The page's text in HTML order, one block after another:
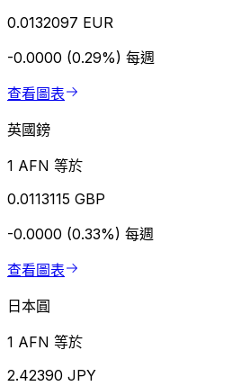
0.0132097 EUR
-0.0000 (0.29%) 每週
查看圖表
英國鎊
1 AFN 等於
0.0113115 GBP
-0.0000 (0.33%) 每週
查看圖表
日本圓
1 AFN 等於
2.42390 JPY